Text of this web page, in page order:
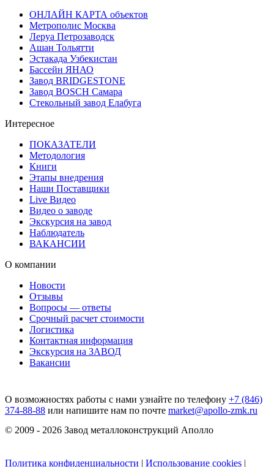
ОНЛАЙН КАРТА объектов
Метрополис Москва
Леруа Петрозаводск
Ашан Тольятти
Эстакада Узбекистан
Бассейн ЯНАО
Завод BRIDGESTONE
Завод BOSCH Самара
Стекольный завод Елабуга
Интересное
ПОКАЗАТЕЛИ
Методология
Книги
Этапы внедрения
Наши Поставщики
Live Видео
Видео о заводе
Экскурсия на завод
Наблюдатель
ВАКАНСИИ
О компании
Новости
Отзывы
Вопросы — ответы
Срочный расчет стоимости
Логистика
Контактная информация
Экскурсия на ЗАВОД
Вакансии
О возможностях работы с нами узнайте по телефону +7 (846)
374-88-88 или напишите нам по почте market@apollo-zmk.ru
© 2009 - 2026 Завод металлоконструкций Аполло
Политика конфиденциальности Использование cookies